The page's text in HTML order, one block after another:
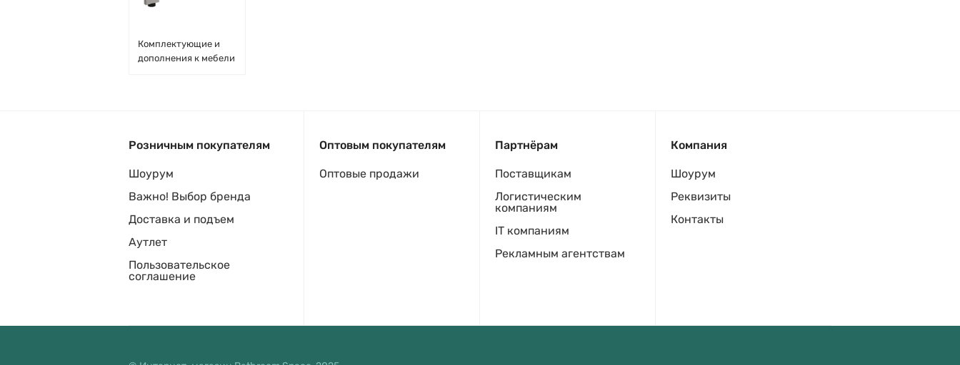
Комплектующие и
дополнения к мебели
Розничным покупателям
Шоурум
Важно! Выбор бренда
Доставка и подъем
Аутлет
Пользовательское
соглашение
Оптовым покупателям
Оптовые продажи
Партнёрам
Поставщикам
Логистическим
компаниям
IT компаниям
Рекламным агентствам
Компания
Шоурум
Реквизиты
Контакты